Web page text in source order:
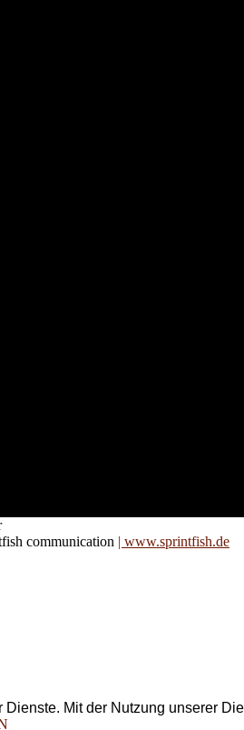
communication | www.sprintfish.de
Mit der Nutzung unserer